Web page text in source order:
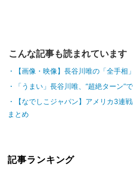
こんな記事も読まれています
【画像・映像】長谷川唯の「全手相
「うまい」長谷川唯、“超絶ターン”
【なでしこジャパン】アメリカ3連
まとめ
記事ランキング